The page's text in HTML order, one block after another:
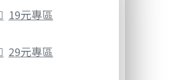
19元專區
29元專區